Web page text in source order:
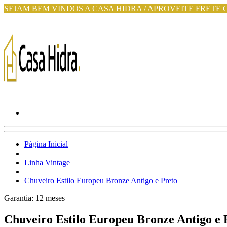
SEJAM BEM VINDOS A CASA HIDRA / APROVEITE FRETE
Página Inicial
Linha Vintage
Chuveiro Estilo Europeu Bronze Antigo e Preto
Garantia: 12 meses
Chuveiro Estilo Europeu Bronze Antigo e